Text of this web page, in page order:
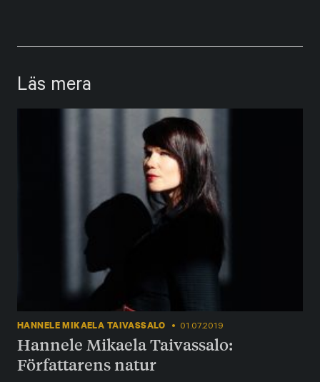
Läs mera
HANNELE MIKAELA TAIVASSALO 01.07.2019
Hannele Mikaela Taivassalo:
Författarens natur